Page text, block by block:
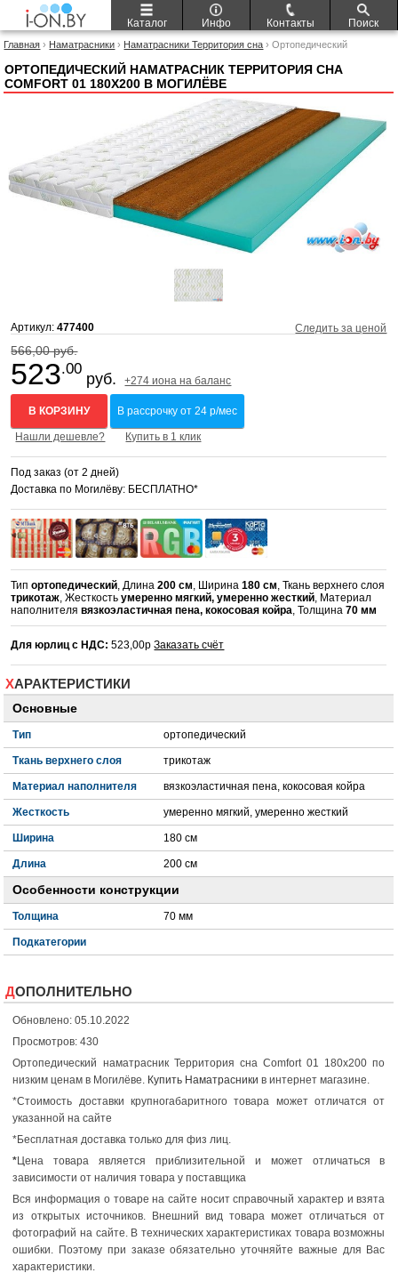
Каталог Инфо Контакты Поиск
Главная › Наматрасники › Наматрасники Территория сна › Ортопедический
ОРТОПЕДИЧЕСКИЙ НАМАТРАСНИК ТЕРРИТОРИЯ СНА
COMFORT 01 180X200 В МОГИЛЁВЕ
Артикул:477400 Следить за ценой
566,00 руб.
523.00
руб. +274 иона на баланс
В КОРЗИНУ В рассрочку от 24 р/мес
Нашли дешевле? Купить в 1 клик
Под заказ (от 2 дней)
Доставка по Могилёву: БЕСПЛАТНО*
Типортопедический, Длина200 см, Ширина180 см, Ткань верхнего слоя
трикотаж, Жесткостьумеренно мягкий, умеренно жесткий, Материал
наполнителявязкоэластичная пена, кокосовая койра, Толщина70 мм
Для юрлиц с НДС: 523,00рЗаказать счёт
ХАРАКТЕРИСТИКИ
Основные
Тип ортопедический
Ткань верхнего слоя трикотаж
Материал наполнителя вязкоэластичная пена, кокосовая койра
Жесткость умеренно мягкий, умеренно жесткий
Ширина 180 см
Длина 200 см
Особенности конструкции
Толщина 70 мм
Подкатегории
ДОПОЛНИТЕЛЬНО
Обновлено: 05.10.2022
Просмотров: 430
Ортопедический наматрасник Территория сна Comfort 01 180x200 по
низким ценам в Могилёве. Купить Наматрасники в интернет магазине.
*Стоимость доставки крупногабаритного товара может отличатся от
указанной на сайте
*Бесплатная доставка только для физ лиц.
*Цена товара является приблизительной и может отличаться в
зависимости от наличия товара у поставщика
Вся информация о товаре на сайте носит справочный характер и взята
из открытых источников. Внешний вид товара может отличаться от
фотографий на сайте. В технических характеристиках товара возможны
ошибки. Поэтому при заказе обязательно уточняйте важные для Вас
характеристики.